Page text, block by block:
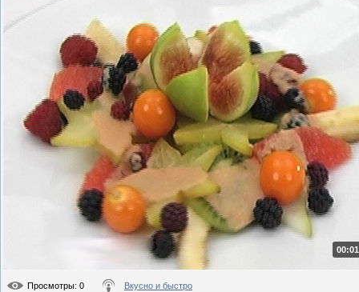
Просмотры: 0 Вкусно и быстро